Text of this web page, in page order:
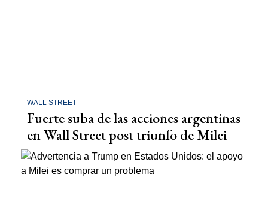
WALL STREET
Fuerte suba de las acciones argentinas
en Wall Street post triunfo de Milei